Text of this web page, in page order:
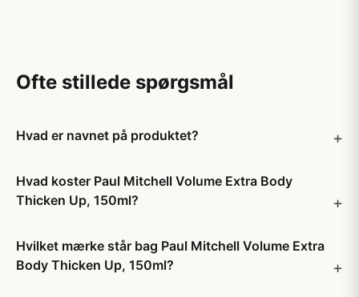
Ofte stillede spørgsmål
Hvad er navnet på produktet?
Hvad koster Paul Mitchell Volume Extra Body
Thicken Up, 150ml?
Hvilket mærke står bag Paul Mitchell Volume Extra
Body Thicken Up, 150ml?